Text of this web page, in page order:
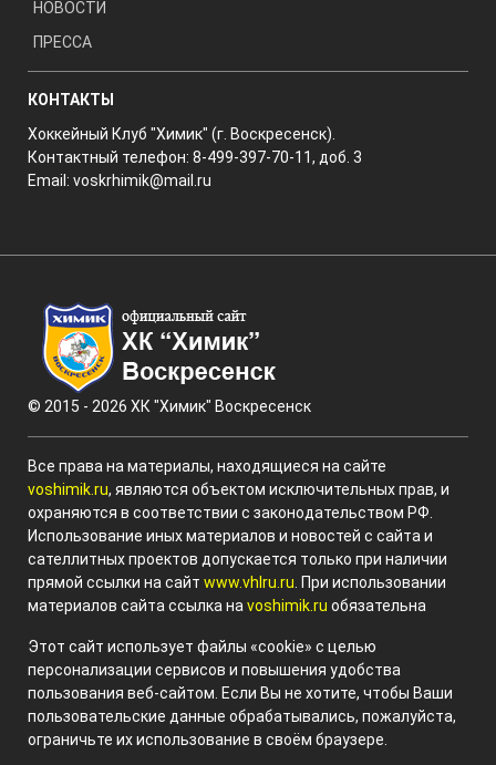
НОВОСТИ
ПРЕССА
КОНТАКТЫ
Хоккейный Клуб "Химик" (г. Воскресенск).
Контактный телефон: 8-499-397-70-11, доб. 3
Email: voskrhimik@mail.ru
© 2015 - 2026 ХК "Химик" Воскресенск
Все права на материалы, находящиеся на сайте
voshimik.ru, являются объектом исключительных прав, и
охраняются в соответствии с законодательством РФ.
Использование иных материалов и новостей с сайта и
сателлитных проектов допускается только при наличии
прямой ссылки на сайт www.vhlru.ru . При использовании
материалов сайта ссылка на voshimik.ru обязательна
Этот сайт использует файлы «cookie» с целью
персонализации сервисов и повышения удобства
пользования веб-сайтом. Если Вы не хотите, чтобы Ваши
пользовательские данные обрабатывались, пожалуйста,
ограничьте их использование в своём браузере.